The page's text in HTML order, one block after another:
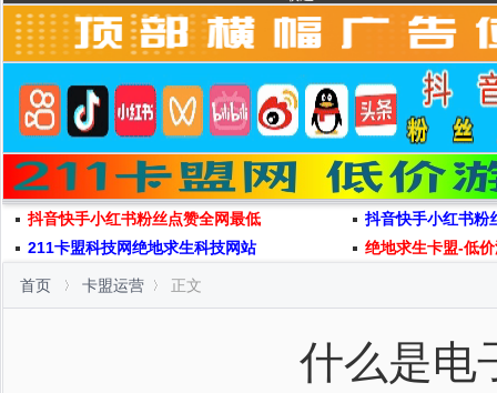
抖音快手小红书粉丝点赞全网最低
抖音快手小红书粉
211卡盟科技网绝地求生科技网站
绝地求生卡盟-低
首页 卡盟运营 正文
什么是电